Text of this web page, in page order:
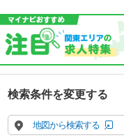
検索条件を変更する
地図から検索する